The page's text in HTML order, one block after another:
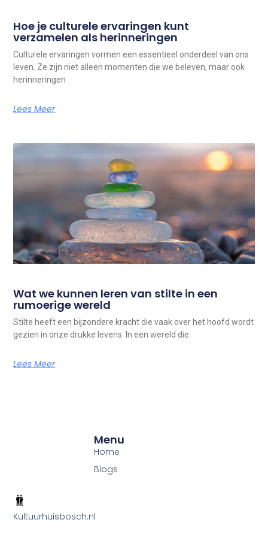
Hoe je culturele ervaringen kunt
verzamelen als herinneringen
Culturele ervaringen vormen een essentieel onderdeel van ons
leven. Ze zijn niet alleen momenten die we beleven, maar ook
herinneringen
Lees Meer
Wat we kunnen leren van stilte in een
rumoerige wereld
Stilte heeft een bijzondere kracht die vaak over het hoofd wordt
gezien in onze drukke levens. In een wereld die
Lees Meer
Kultuurhuisbosch.nl
Menu
Home
Blogs